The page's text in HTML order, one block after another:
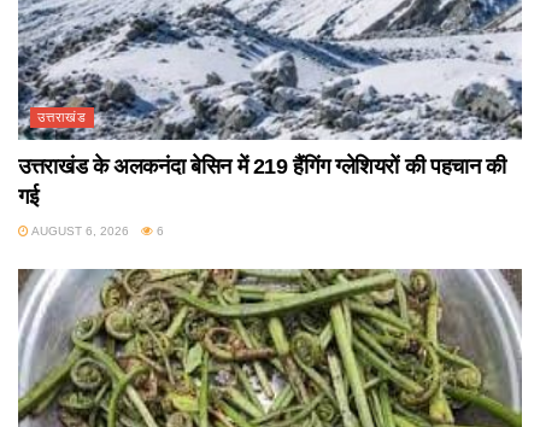
उत्तराखंड
उत्तराखंड के अलकनंदा बेसिन में 219 हैंगिंग ग्लेशियरों की पहचान की
गई
AUGUST 6, 2026 6